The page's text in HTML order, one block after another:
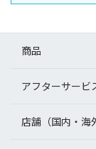
商品
アフターサービ
店舗（国内・海